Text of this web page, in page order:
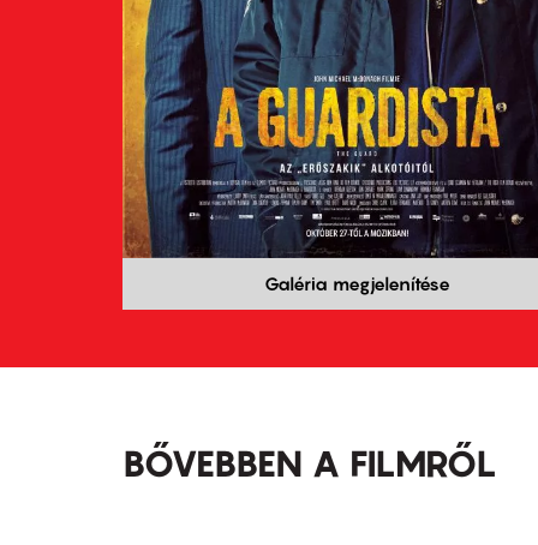
Galéria megjelenítése
BŐVEBBEN A FILMRŐL